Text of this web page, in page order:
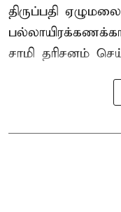
திருப்பதி
சாமி தரிசனம்